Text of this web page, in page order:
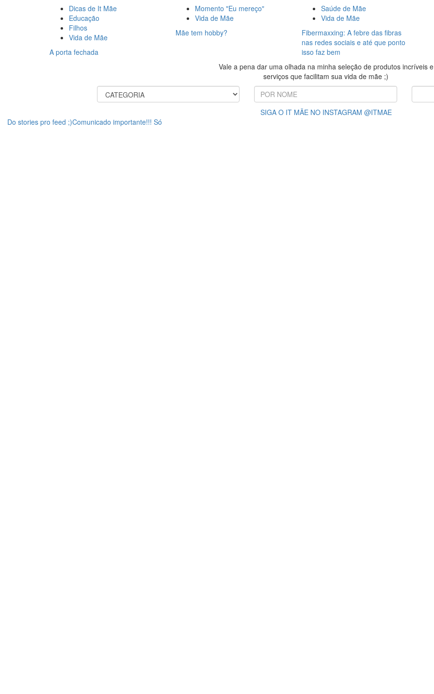
Dicas de It Mãe
Educação
Filhos
Vida de Mãe
A porta fechada
Momento "Eu mereço"
Vida de Mãe
Mãe tem hobby?
Saúde de Mãe
Vida de Mãe
Fibermaxxing: A febre das fibras
nas redes sociais e até que ponto
isso faz bem
Vale a pena dar uma olhada na minha seleção de produtos incríveis e
serviços que facilitam sua vida de mãe ;)
SIGA O IT MÃE NO INSTAGRAM @ITMAE
Do stories pro feed ;)Comunicado importante!!! Só